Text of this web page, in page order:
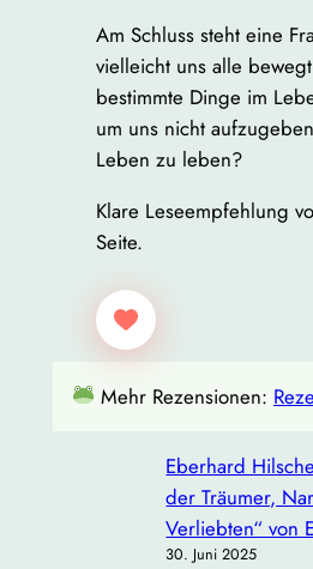
Am Schluss steht eine
vielleicht uns alle
bestimmte Dinge im
um uns nicht
Leben zu leben?
Klare Leseempfehlung
Seite.
Mehr Rezensionen:
Eberhard
der Träumer,
Verliebten“ von
30. Juni 2025